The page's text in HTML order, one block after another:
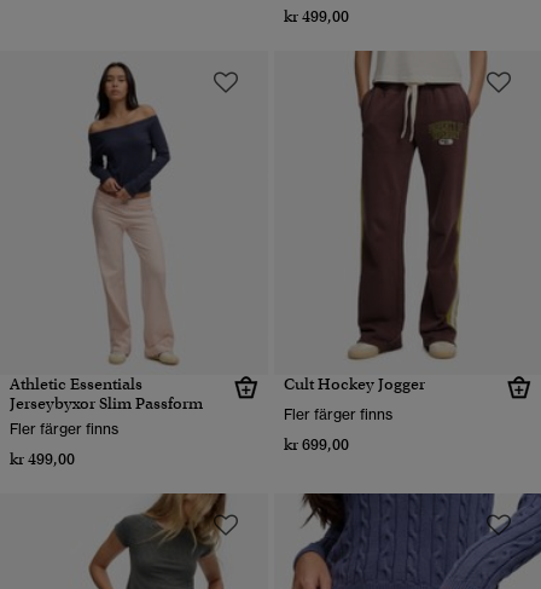
kr 499,00
Athletic Essentials
Jerseybyxor Slim Passform
Fler färger finns
kr 499,00
Cult Hockey Jogger
Fler färger finns
kr 699,00